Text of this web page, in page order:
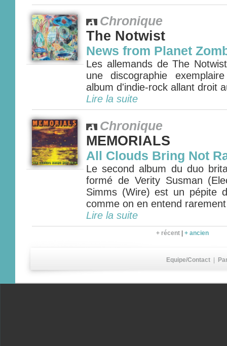
Chronique
The Notwist
News from Planet
Les allemands de The
une discographie
album d'indie-rock allant droit
Lire la suite
Chronique
MEMORIALS
All Clouds Bring Not
Le second album du duo
formé de Verity Susman
Simms (Wire) est un pépite
comme on en entend
Lire la suite
+ récent + ancien
Equipe/Contact